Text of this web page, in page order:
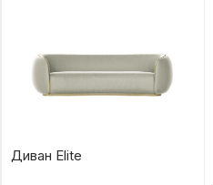
Диван Elite